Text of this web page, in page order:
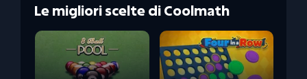
Le migliori scelte di Coolmath